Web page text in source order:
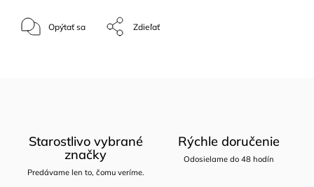
Opýtať sa Zdieľať
Starostlivo vybrané
značky
Predávame len to, čomu veríme.
Rýchle doručenie
Odosielame do 48 hodín